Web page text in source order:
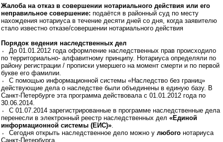
Жалоба на отказ в совершении нотариального действия или его
неправильное совершение: подаётся в районный суд по месту
нахождения нотариуса в течение десяти дней со дня, когда заявителю
стало известно отказе/совершении нотариального действия
Порядок ведения наследственных дел
⬫ До 01.01.2012 года оформление наследственных прав происходило
по территориально- алфавитному принципу. Нотариуса определяли по
району регистрации / прописки умершего на момент смерти и по первой
букве его фамилии.
⬫ С помощью информационной системы «Наследство без границ»
действующие дела о наследстве были объединены в единую базу. В
Санкт-Петербурге эта программа действовала с 01.01.2012 года по
30.06.2014.
⬫ С 01.07.2014 зарегистрированные в программе наследственные дела
перенесли в электронный реестр наследственных дел «Единой
информационной системы (ЕИС)»
⬫ Сегодня открыть наследственное дело можно у любого нотариуса
Санкт-Петербурга.